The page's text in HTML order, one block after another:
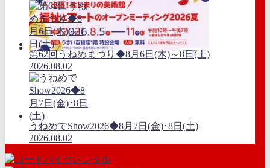
第62回うねめまつり◆8月6日(木)～8日(土)
2026.08.02
うねめでShow2026◆8月7日(金)･8日(土)
2026.08.02